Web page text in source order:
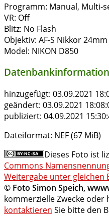
Programm: Manual, Multi-
VR: Off
Blitz: No Flash
Objektiv: AF-S Nikkor
Model: NIKON D850
Datenbankinformation
hinzugefügt: 03.09.2021
geändert: 03.09.2021
publiziert: 04.09.2021
Dateiformat: NEF (67 MiB)
Dieses Foto ist
Commons
Weitergabe unter gleichen
© Foto Simon Speich,
kommerzielle Zwecke
kontaktieren Sie bitte den